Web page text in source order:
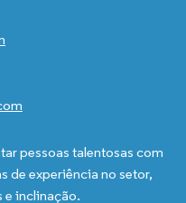
pessoas talentosas com
de experiência no setor,
e inclinação.